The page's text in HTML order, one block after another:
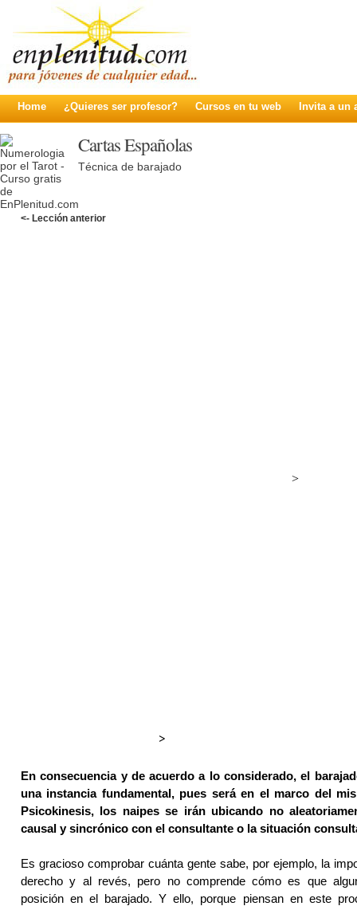
Home ¿Quieres ser profesor? Cursos en tu web Invita a un
Cartas Españolas
Técnica de barajado
<- Lección anterior
>
>
En consecuencia y de acuerdo a lo considerado, el
una instancia fundamental, pues será en el marco del
Psicokinesis, los naipes se irán ubicando no
causal y sincrónico con el consultante o la situación
Es gracioso comprobar cuánta gente sabe, por ejemplo, la
derecho y al revés, pero no comprende cómo es que
posición en el barajado. Y ello, porque piensan en este